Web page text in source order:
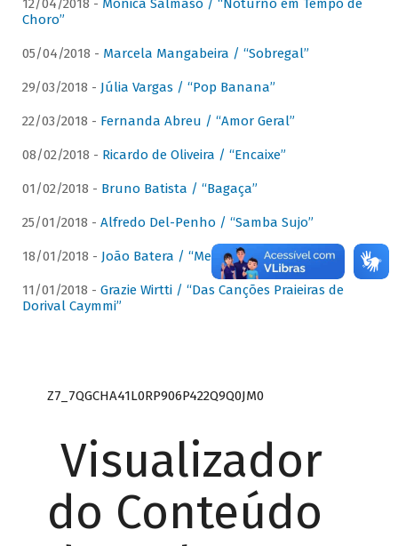
12/04/2018 - Mônica Salmaso / “Noturno em Tempo de
Choro”
05/04/2018 - Marcela Mangabeira / “Sobregal”
29/03/2018 - Júlia Vargas / “Pop Banana”
22/03/2018 - Fernanda Abreu / “Amor Geral”
08/02/2018 - Ricardo de Oliveira / “Encaixe”
01/02/2018 - Bruno Batista / “Bagaça”
25/01/2018 - Alfredo Del-Penho / “Samba Sujo”
18/01/2018 - João Batera / “Meu Pandeiro”
11/01/2018 - Grazie Wirtti / “Das Canções Praieiras de
Dorival Caymmi”
Z7_7QGCHA41L0RP906P422Q9Q0JM0
Visualizador
do Conteúdo